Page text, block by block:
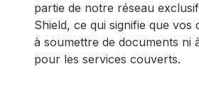
partie de notre réseau
Shield, ce qui signifie que vos
à soumettre de documents ni
pour les services couverts.